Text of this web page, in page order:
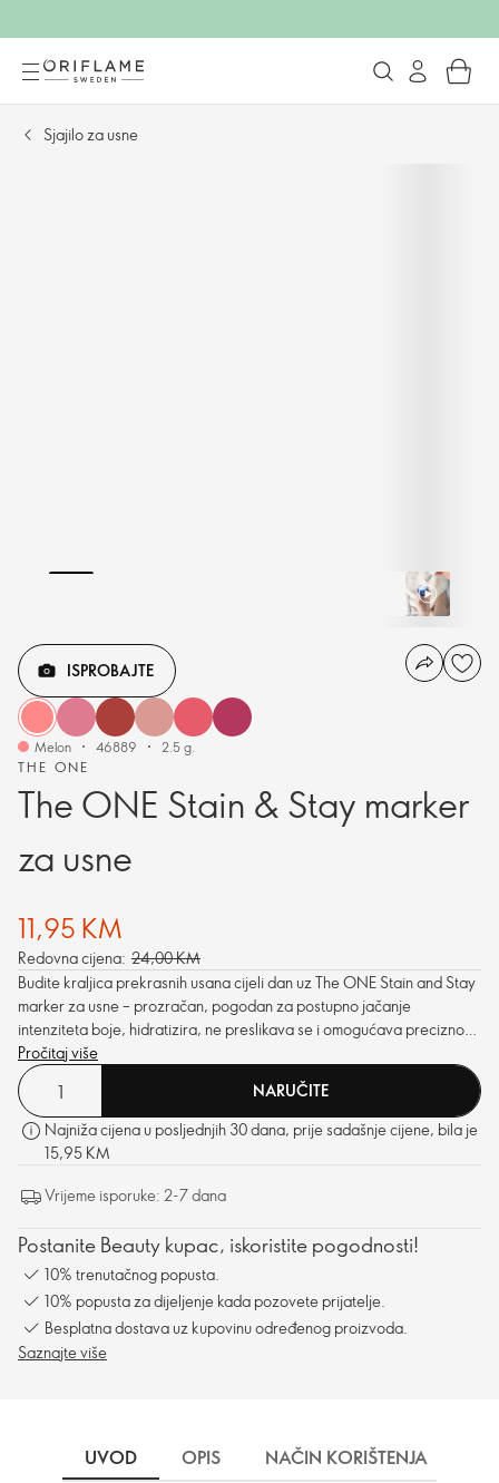
Sjajilo za usne
THE ONE
The ONE Stain & Stay marker
za usne
ISPROBAJTE
Melon 46889 2.5 g.
11,95 KM
Redovna cijena: 24,00 KM
Budite kraljica prekrasnih usana cijeli dan uz The ONE Stain and Stay
marker za usne – prozračan, pogodan za postupno jačanje
intenziteta boje, hidratizira, ne preslikava se i omogućava precizno
nanošenje. Bez potrebe za popravcima!
Pročitaj više
NARUČITE
Najniža cijena u posljednjih 30 dana, prije sadašnje cijene, bila je
15,95 KM
Vrijeme isporuke: 2-7 dana
Postanite Beauty kupac, iskoristite pogodnosti!
10% trenutačnog popusta.
10% popusta za dijeljenje kada pozovete prijatelje.
Besplatna dostava uz kupovinu određenog proizvoda.
Saznajte više
UVOD OPIS NAČIN KORIŠTENJA